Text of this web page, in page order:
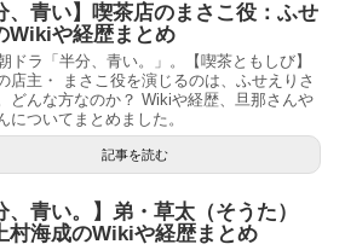
、青い】喫茶店のまさこ役：ふせ
Wikiや経歴まとめ
ドラ「半分、青い。」。【喫茶ともしび】
店主・ まさこ役を演じるのは、ふせえりさ
どんな方なのか？ Wikiや経歴、旦那さんや
についてまとめました。
記事を読む
、青い。】弟・草太（そうた）
村海成のWikiや経歴まとめ